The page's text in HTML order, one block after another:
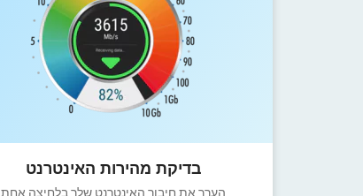
בדיקת מהירות האינטרנט
הערך את חיבור האינטרנט שלך בלחיצה אחת